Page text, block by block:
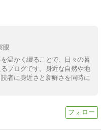
眼
温かく綴ることで、日々の暮
ブログです。身近な自然や地
者に身近さと新鮮さを同時に